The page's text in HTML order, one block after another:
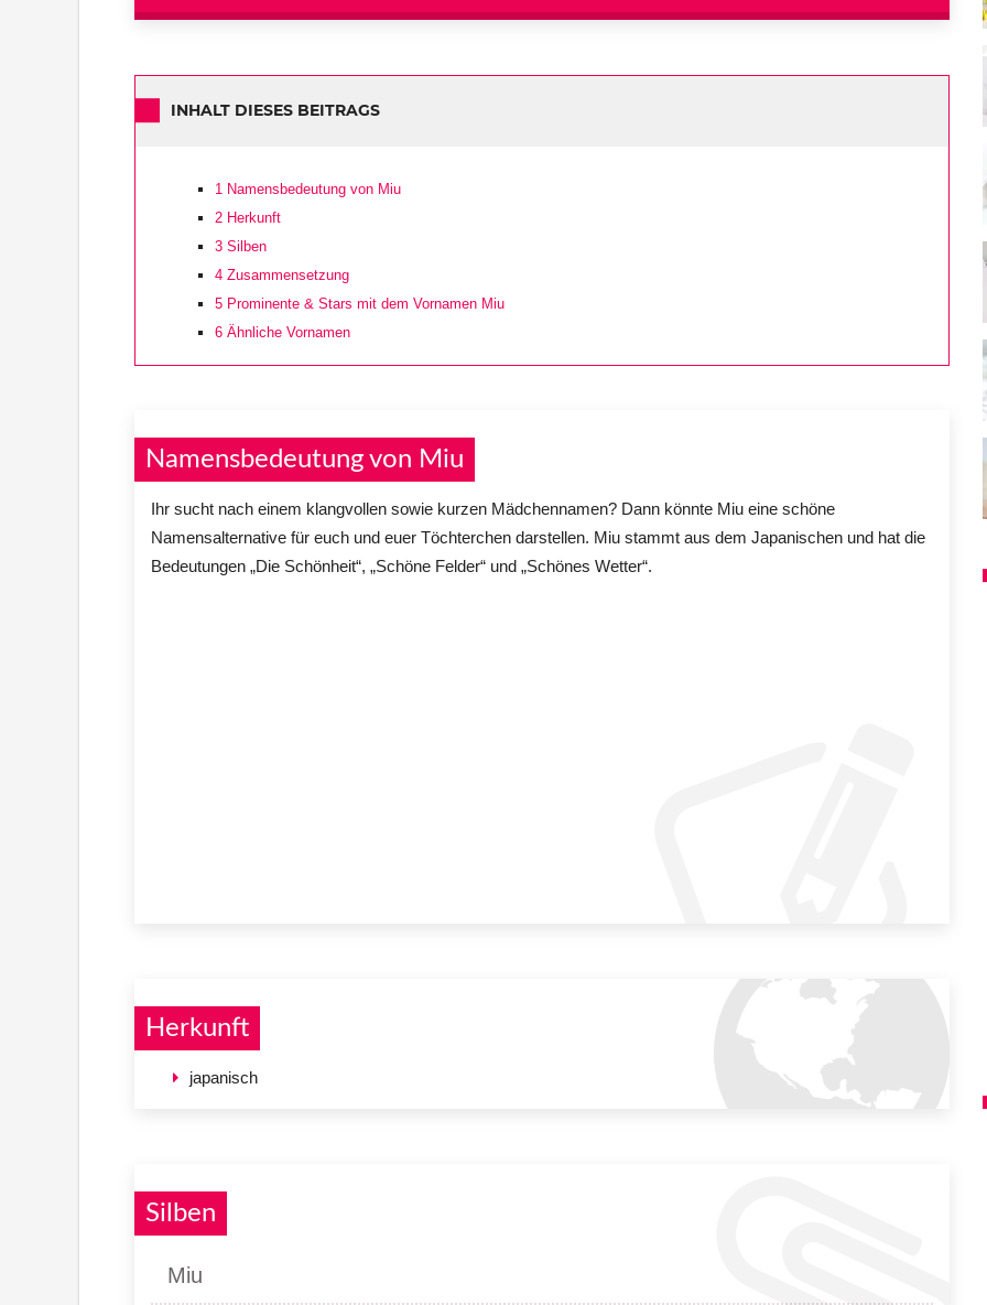
INHALT DIESES BEITRAGS
1 Namensbedeutung von Miu
2 Herkunft
3 Silben
4 Zusammensetzung
5 Prominente & Stars mit dem Vornamen Miu
6 Ähnliche Vornamen
Namensbedeutung von Miu
Ihr sucht nach einem klangvollen sowie kurzen Mädchennamen? Dann könnte Miu eine schöne
Namensalternative für euch und euer Töchterchen darstellen. Miu stammt aus dem Japanischen und hat die
Bedeutungen „Die Schönheit“, „Schöne Felder“ und „Schönes Wetter“.
Herkunft
japanisch
Silben
Miu